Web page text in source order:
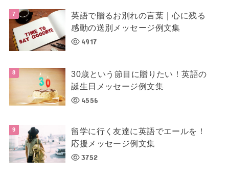
英語で贈るお別れの言葉｜心に残る
感動の送別メッセージ例文集
4917
30歳という節目に贈りたい！英語の
誕生日メッセージ例文集
4556
留学に行く友達に英語でエールを！
応援メッセージ例文集
3752